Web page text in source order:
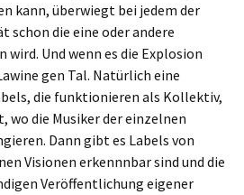
kann, überwiegt bei jedem der
schon die eine oder andere
Und wenn es die Explosion
gen Tal. Natürlich eine
die funktionieren als Kollektiv,
wo die Musiker der einzelnen
Dann gibt es Labels von
Visionen erkennnbar sind und die
Veröffentlichung eigener